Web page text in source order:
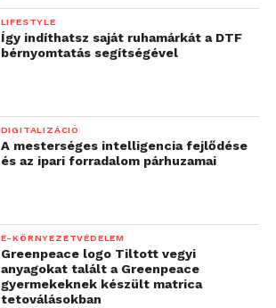
LIFESTYLE
Így indíthatsz saját ruhamárkát a DTF
bérnyomtatás segítségével
DIGITALIZÁCIÓ
A mesterséges intelligencia fejlődése
és az ipari forradalom párhuzamai
E-KÖRNYEZETVÉDELEM
Greenpeace logo Tiltott vegyi
anyagokat talált a Greenpeace
gyermekeknek készült matrica
tetoválásokban